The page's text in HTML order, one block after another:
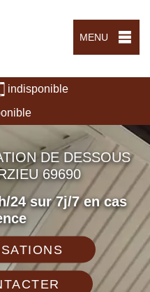
MENU
indisponible
DE DESSOUS
69690
24 sur 7j/7 en cas